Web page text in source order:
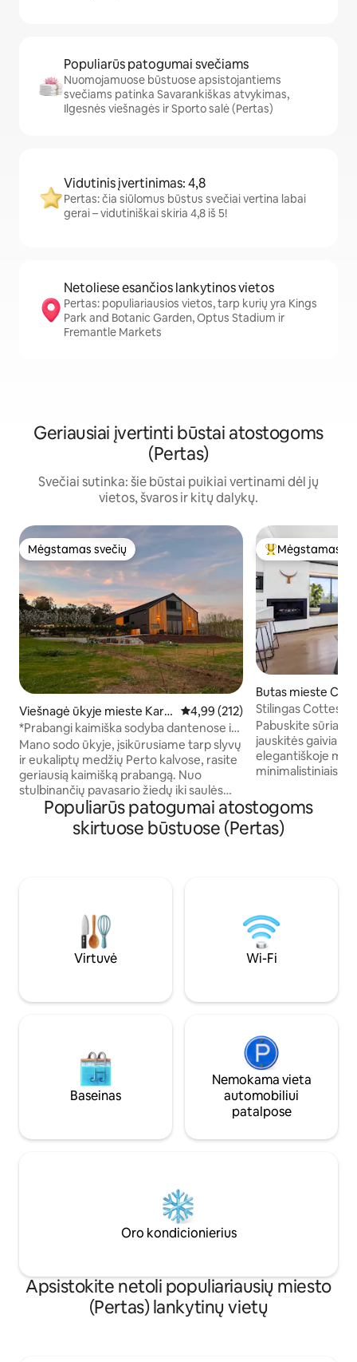
Populiarūs patogumai svečiams
Nuomojamuose būstuose apsistojantiems
svečiams patinka Savarankiškas atvykimas,
Ilgesnės viešnagės ir Sporto salė (Pertas)
Vidutinis įvertinimas: 4,8
Pertas: čia siūlomus būstus svečiai vertina labai
gerai – vidutiniškai skiria 4,8 iš 5!
Netoliese esančios lankytinos vietos
Pertas: populiariausios vietos, tarp kurių yra Kings
Park and Botanic Garden, Optus Stadium ir
Fremantle Markets
Geriausiai įvertinti būstai atostogoms
(Pertas)
Svečiai sutinka: šie būstai puikiai vertinami dėl jų
vietos, švaros ir kitų dalykų.
Mėgstamas svečių
Mėgstamas svečių
Viešnagė ūkyje mieste Kar
melis
Vidutinis įvertinimas: 4,99 iš 5,
4,99 (212)
*Prabangi kaimiška sodyba dantenose ir
slyvose *
Mano sodo ūkyje, įsikūrusiame tarp slyvų
ir eukaliptų medžių Perto kalvose, rasite
geriausią kaimišką prabangą. Nuo
stulbinančių pavasario žiedų iki saulės
nubučiuotų vasaros vaisių, sodrių rudens
atspalvių ir šaltų žiemų – kiekvienas
sezonas Mairiposoje yra ypatingas.
krūmus arba stebėkite žvaigždes prie
laužavietės. Unikalus gamtos ir kasdienio
komforto derinys. Nekantriai laukiu,
kada galėsiu pasidalyti savo ūkiu su jumis.
Svečių
Mėgstamas
Butas mieste
Stilingas
gniaužiančiais
Pabuskite
jauskitės gaiviai
elegantiškoje
minimalistiniais
ir atsipalaiduokite
galėtumėte
gniaužiančiais
trumpą
viršutinio aukšto
Populiarūs patogumai atostogoms
skirtuose būstuose (Pertas)
Virtuvė Wi-Fi
Baseinas
Nemokama vieta
automobiliui
patalpose
Oro kondicionierius
Apsistokite netoli populiariausių miesto
(Pertas) lankytinų vietų